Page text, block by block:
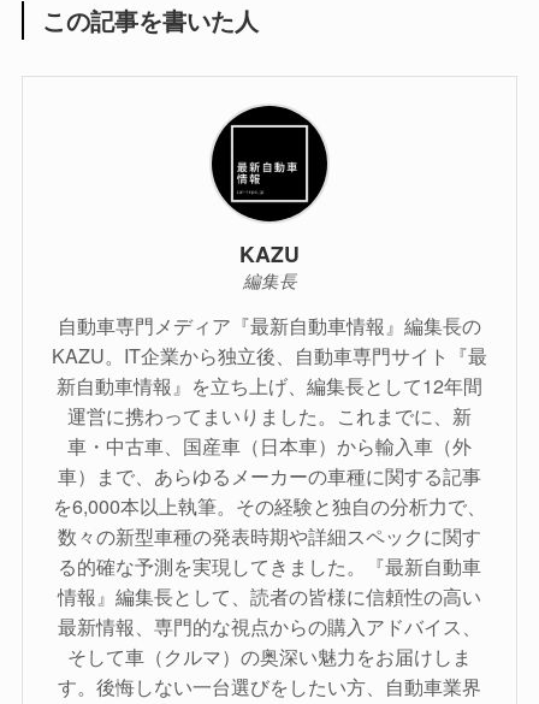
この記事を書いた人
KAZU
編集長
自動車専門メディア『最新自動車情報』編集長の
KAZU。IT企業から独立後、自動車専門サイト『最
新自動車情報』を立ち上げ、編集長として12年間
運営に携わってまいりました。これまでに、新
車・中古車、国産車（日本車）から輸入車（外
車）まで、あらゆるメーカーの車種に関する記事
を6,000本以上執筆。その経験と独自の分析力で、
数々の新型車種の発表時期や詳細スペックに関す
る的確な予測を実現してきました。『最新自動車
情報』編集長として、読者の皆様に信頼性の高い
最新情報、専門的な視点からの購入アドバイス、
そして車（クルマ）の奥深い魅力をお届けしま
す。後悔しない一台選びをしたい方、自動車業界